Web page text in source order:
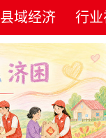
县域经济 行